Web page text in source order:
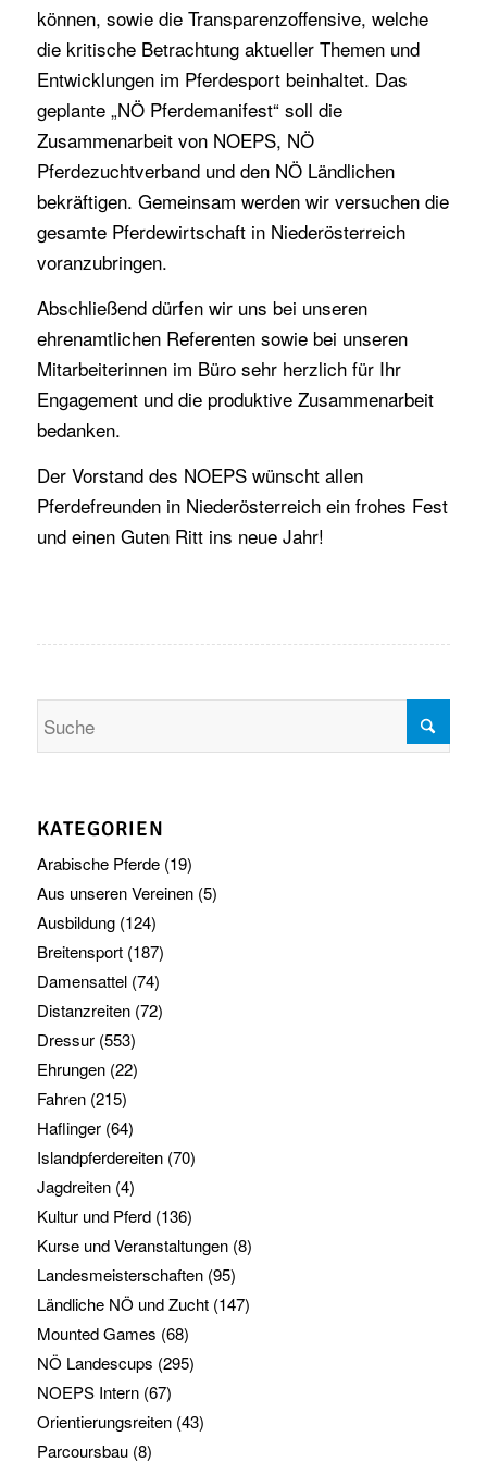
können, sowie die Transparenzoffensive, welche
die kritische Betrachtung aktueller Themen und
Entwicklungen im Pferdesport beinhaltet. Das
geplante „NÖ Pferdemanifest“ soll die
Zusammenarbeit von NOEPS, NÖ
Pferdezuchtverband und den NÖ Ländlichen
bekräftigen. Gemeinsam werden wir versuchen die
gesamte Pferdewirtschaft in Niederösterreich
voranzubringen.
Abschließend dürfen wir uns bei unseren
ehrenamtlichen Referenten sowie bei unseren
Mitarbeiterinnen im Büro sehr herzlich für Ihr
Engagement und die produktive Zusammenarbeit
bedanken.
Der Vorstand des NOEPS wünscht allen
Pferdefreunden in Niederösterreich ein frohes Fest
und einen Guten Ritt ins neue Jahr!
KATEGORIEN
Arabische Pferde(19)
Aus unseren Vereinen(5)
Ausbildung(124)
Breitensport(187)
Damensattel(74)
Distanzreiten(72)
Dressur(553)
Ehrungen(22)
Fahren(215)
Haflinger(64)
Islandpferdereiten(70)
Jagdreiten(4)
Kultur und Pferd(136)
Kurse und Veranstaltungen(8)
Landesmeisterschaften(95)
Ländliche NÖ und Zucht(147)
Mounted Games (68)
NÖ Landescups (295)
NOEPS Intern(67)
Orientierungsreiten(43)
Parcoursbau(8)